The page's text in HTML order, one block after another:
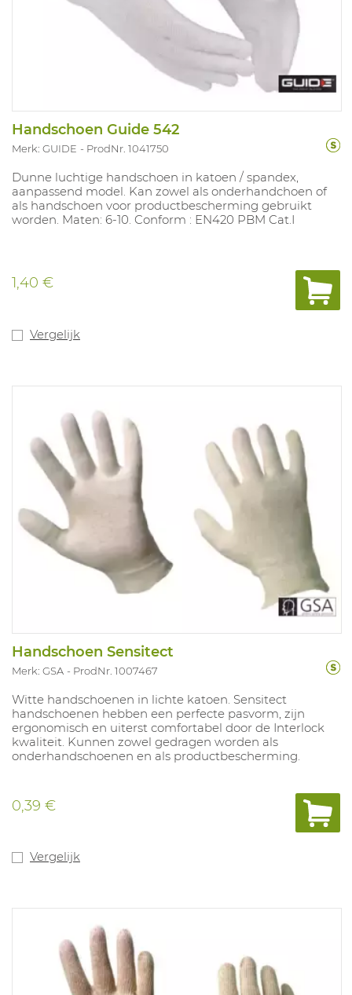
Handschoen Guide 542
Merk: GUIDE ProdNr. 1041750
Dunne luchtige handschoen in katoen / spandex,
aanpassend model. Kan zowel als onderhandchoen of
als handschoen voor productbescherming gebruikt
worden. Maten: 6-10. Conform : EN420 PBM Cat.I
1,40 €
Vergelijk
Handschoen Sensitect
Merk: GSA ProdNr. 1007467
Witte handschoenen in lichte katoen. Sensitect
handschoenen hebben een perfecte pasvorm, zijn
ergonomisch en uiterst comfortabel door de Interlock
kwaliteit. Kunnen zowel gedragen worden als
onderhandschoenen en als productbescherming.
0,39 €
Vergelijk